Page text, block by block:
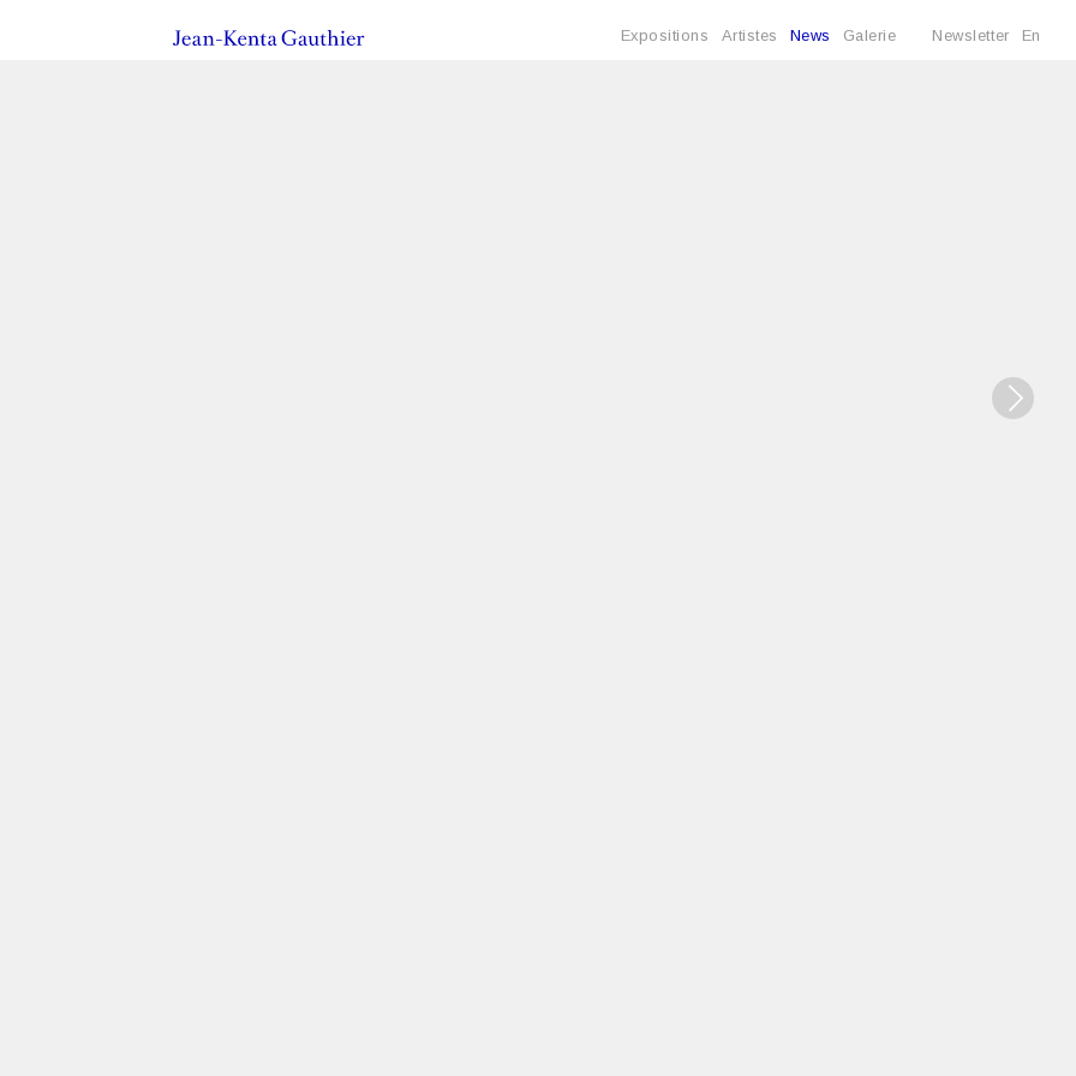
Expositions Artistes News Galerie Newsletter En